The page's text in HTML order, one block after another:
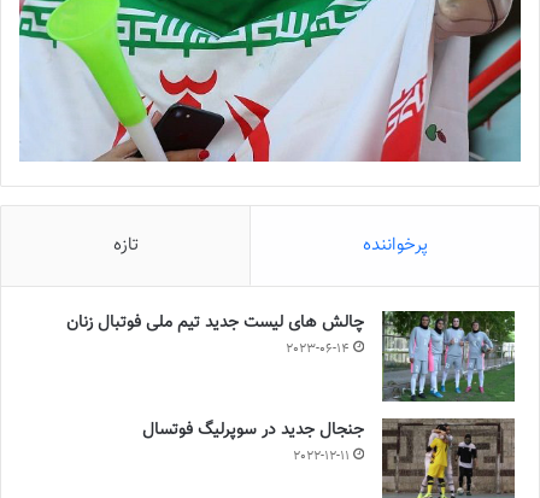
پرخواننده تازه
چالش هاى ليست جدید تيم ملى فوتبال زنان
2023-06-14
جنجال جدید در سوپرلیگ فوتسال
2022-12-11